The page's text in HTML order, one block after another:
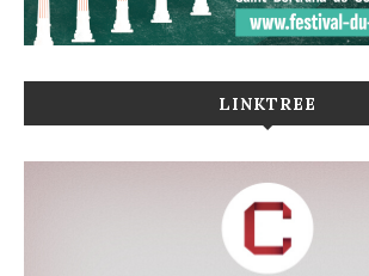
LINKTREE